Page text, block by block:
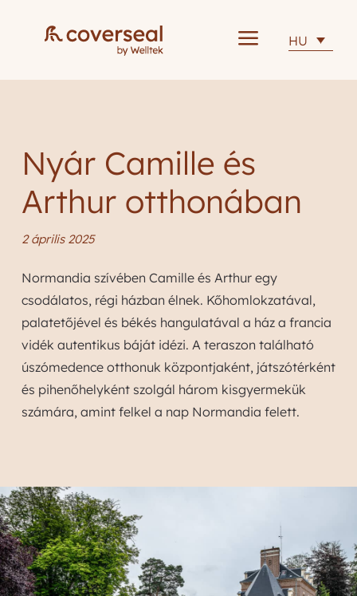
a HU
Nyár Camille és
Arthur otthonában
2 április 2025
Normandia szívében Camille és Arthur egy
csodálatos, régi házban élnek. Kőhomlokzatával,
palatetőjével és békés hangulatával a ház a francia
vidék autentikus báját idézi. A teraszon található
úszómedence otthonuk központjaként, játszótérként
és pihenőhelyként szolgál három kisgyermekük
számára, amint felkel a nap Normandia felett.